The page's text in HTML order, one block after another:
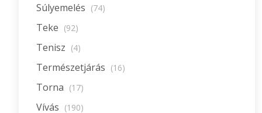
Súlyemelés (74)
Teke (92)
Tenisz (4)
Természetjárás (16)
Torna (17)
Vívás (190)